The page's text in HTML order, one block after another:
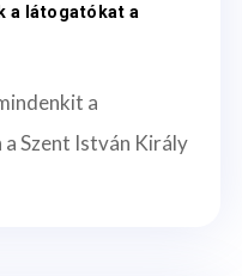
a látogatókat a
a
Szent István Király